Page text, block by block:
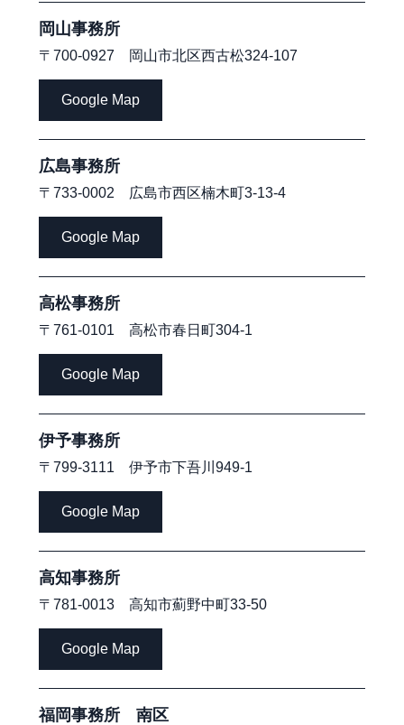
岡山事務所
〒700-0927 岡山市北区西古松324-107
Google Map
広島事務所
〒733-0002 広島市西区楠木町3-13-4
Google Map
高松事務所
〒761-0101 高松市春日町304-1
Google Map
伊予事務所
〒799-3111 伊予市下吾川949-1
Google Map
高知事務所
〒781-0013 高知市薊野中町33-50
Google Map
福岡事務所 南区